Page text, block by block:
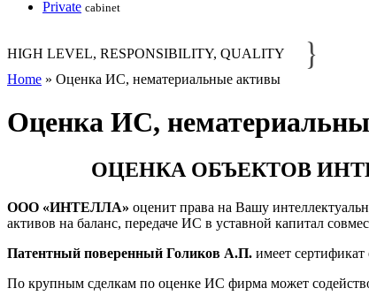
Private cabinet
HIGH LEVEL, RESPONSIBILITY, QUALITY }
Home » Оценка ИС, нематериальные активы
Оценка ИС,
ОЦЕНКА ОБЪЕКТОВ
ООО «ИНТЕЛЛА» оценит права на Вашу
активов на баланс, передаче ИС в уставной капитал
Патентный поверенный Голиков А.П. имеет
По крупным сделкам по оценке ИС фирма может